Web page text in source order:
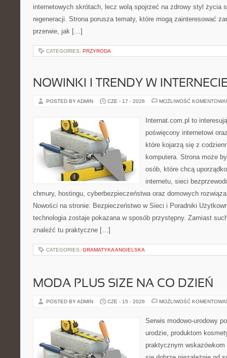
internetowych skrótach, lecz wolą spojrzeć na zdrowy styl życia
regeneracji. Strona porusza tematy, które mogą zainteresować
przerwie, jak […]
CATEGORIES: PRZYRODA
NOWINKI I TRENDY W
POSTED BY ADMIN CZE - 17 - 2026 MOŻLIWOŚĆ
Internat.com.pl to
poświęcony internetowi
które kojarzą się z
komputera. Strona może
osób, które chcą
internetu, sieci
chmury, hostingu, cyberbezpieczeństwa oraz domowych
Nowości na stronie: Bezpieczeństwo w Sieci i Poradniki
technologia zostaje pokazana w sposób przystępny. Zamiast
znaleźć tu praktyczne […]
CATEGORIES: GRAMATYKA ANGIELSKA
MODA PLUS SIZE NA CO DZIEŃ
POSTED BY ADMIN CZE - 15 - 2026 MOŻLIWOŚĆ
Serwis modowo-urodowy
urodzie, produktom
praktycznym